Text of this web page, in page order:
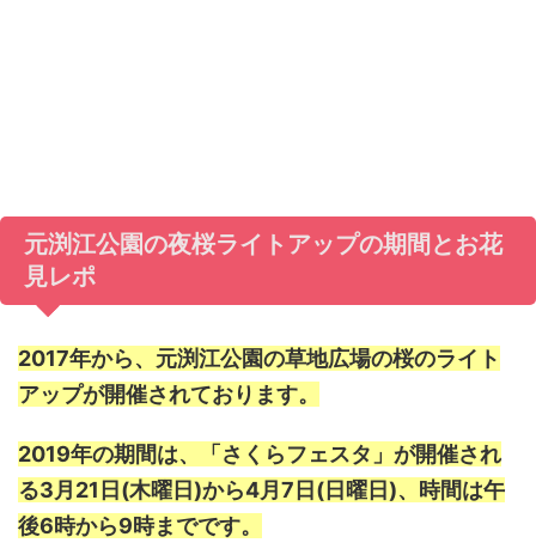
元渕江公園の夜桜ライトアップの期間とお花
見レポ
2017年から、元渕江公園の草地広場の桜のライト
アップが開催されております。
2019年の期間は、「さくらフェスタ」が開催され
る3月21日(木曜日)から4月7日(日曜日)、時間は午
後6時から9時までです。